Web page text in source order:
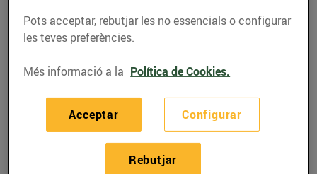
Cabell d’àngel i
codonyat, dues grans
conserves dolces
Dos preparats dolços, que pots fer a casa, i que
podràs utilitzar en molts plats, no només de
postres. El codonyat és la confitura feta a partir de
Pots acceptar, rebutjar les no essencials o configurar
les teves preferències.
Més informació a la Política de Cookies.
Configurar
Rebutjar
Acceptar